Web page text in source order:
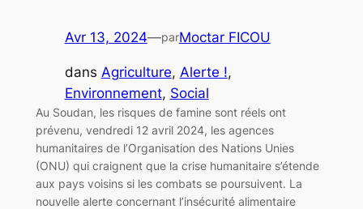
Avr 13, 2024—parMoctar FICOU
dans Agriculture, Alerte !
Environnement, Social
Au Soudan, les risques de famine sont réels ont
prévenu, vendredi 12 avril 2024, les agences
humanitaires de l’Organisation des Nations Unies
(ONU) qui craignent que la crise humanitaire s’étende
aux pays voisins si les combats se poursuivent. La
nouvelle alerte concernant l’insécurité alimentaire